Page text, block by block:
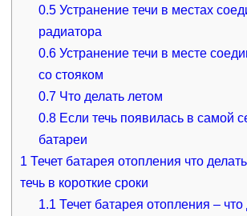
0.5 Устранение течи в местах
радиатора
0.6 Устранение течи в месте
со стояком
0.7 Что делать летом
0.8 Если течь появилась в самой
батареи
1 Течет батарея отопления что
течь в короткие сроки
1.1 Течет батарея отопления – что